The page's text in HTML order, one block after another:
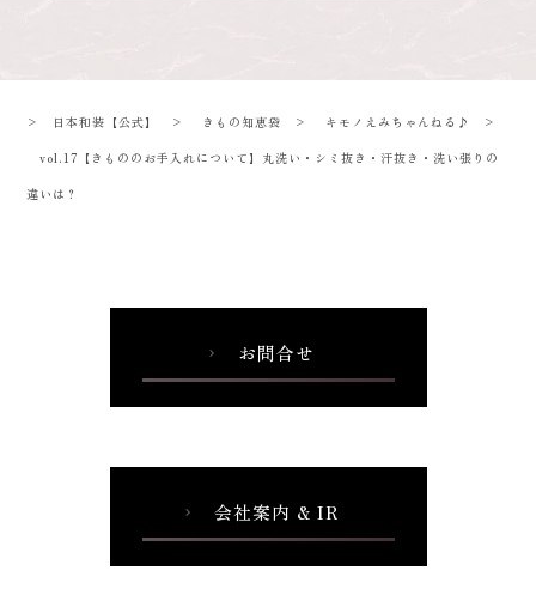
> 日本和装【公式】 > きもの知恵袋 > キモノえみちゃんねる♪
>
vol.17【きもののお手入れについて】丸洗い・シミ抜き・汗抜き・洗い張りの
違いは？
chevron_right お問合せ
chevron_right 会社案内 & IR